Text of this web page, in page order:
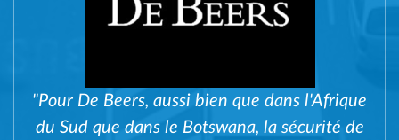
"Pour De Beers, aussi bien que dans l'Afrique
du Sud que dans le Botswana, la sécurité de